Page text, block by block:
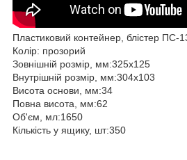
Пластиковий контейнер, блістер ПС-
Колір: прозорий
Зовнішній розмір, мм:325х125
Внутрішній розмір, мм:304х103
Висота основи, мм:34
Повна висота, мм:62
Об'єм, мл:1650
Кількість у ящику, шт:350